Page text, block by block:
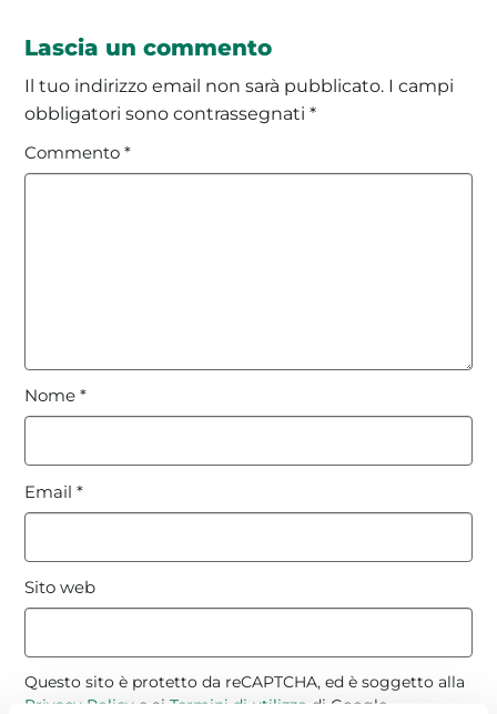
Lascia un commento
Il tuo indirizzo email non sarà pubblicato. I campi
obbligatori sono contrassegnati*
Commento*
Nome*
Email*
Sito web
Questo sito è protetto da reCAPTCHA, ed è soggetto alla
Privacy Policy e aiTermini di utilizzo di Google.